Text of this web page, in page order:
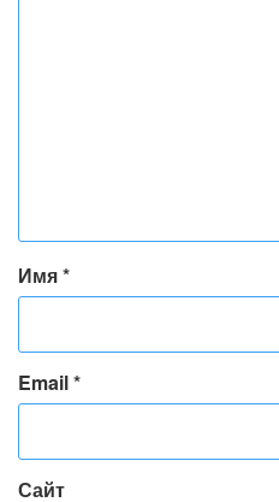
Имя*
Email*
Сайт